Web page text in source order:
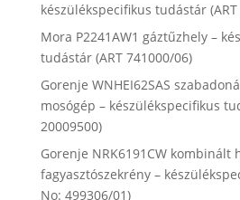
készülékspecifikus tudástár
Mora P2241AW1 gáztűzhely –
tudástár (ART 741000/06)
Gorenje WNHEI62SAS
mosógép – készülékspecifikus
20009500)
Gorenje NRK6191CW kombinált
fagyasztószekrény –
No: 499306/01)